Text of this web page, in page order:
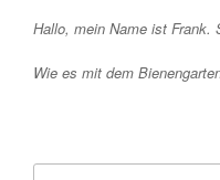
Hallo, mein Name ist Frank.
Wie es mit dem